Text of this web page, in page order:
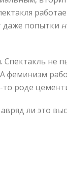
даже попытки
не
феминизм
роде
ли это